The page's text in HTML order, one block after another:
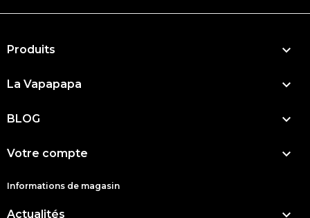
Produits 
La Vapapapa 
BLOG 
Votre compte 
Informations de magasin
Actualités